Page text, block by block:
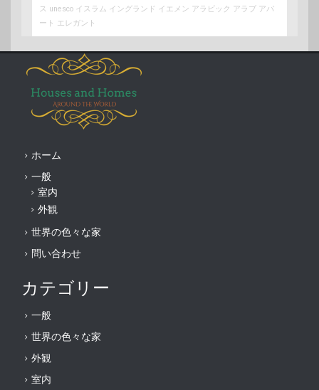
ス unesco イスラム イングランド イエメン アラビック アラブ アパ
ート エレガント
ホーム
一般
室内
外観
世界の色々な家
問い合わせ
カテゴリー
一般
世界の色々な家
外観
室内